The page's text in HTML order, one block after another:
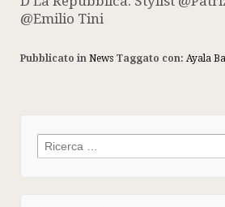
@Emilio Tini
Pubblicato in News Taggato con: Ayala
Search
for: